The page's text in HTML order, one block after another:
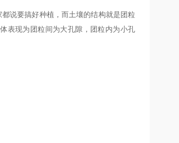
说要搞好种植，而土壤的结构就是团粒
表现为团粒间为大孔隙，团粒内为小孔